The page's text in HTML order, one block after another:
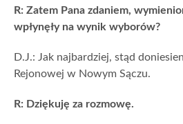
R: Zatem Pana zdaniem,
wpłynęły na wynik wyborów?
D.J.: Jak najbardziej, stąd
Rejonowej w Nowym Sączu.
R: Dziękuję za rozmowę.